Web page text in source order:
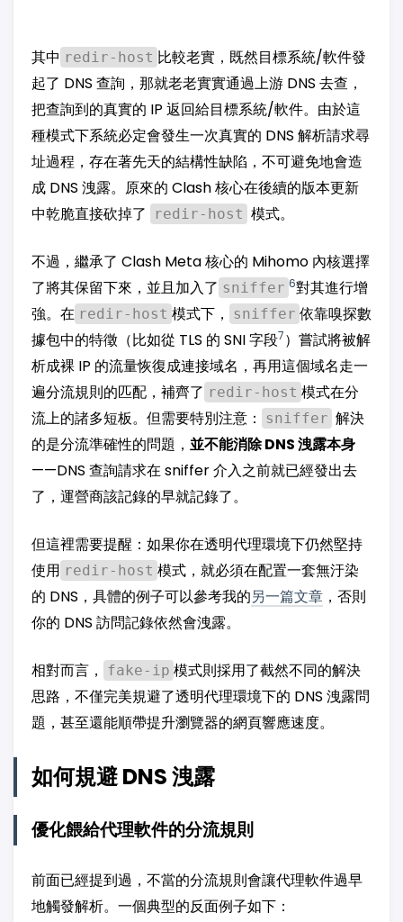
其中 redir-host 比較老實，既然目標系統/軟件發
起了 DNS 查詢，那就老老實實通過上游 DNS 去查，
把查詢到的真實的 IP 返回給目標系統/軟件。由於這
種模式下系統必定會發生一次真實的 DNS 解析請求尋
址過程，存在著先天的結構性缺陷，不可避免地會造
成 DNS 洩露。原來的 Clash 核心在後續的版本更新
中乾脆直接砍掉了
redir-host 模式。
不過，繼承了 Clash Meta 核心的 Mihomo 內核選擇
了將其保留下來，並且加入了 sniffer 6對其進行增
強。在 redir-host 模式下， sniffer 依靠嗅探數
據包中的特徵（比如從 TLS 的 SNI 字段7）嘗試將被解
析成裸 IP 的流量恢復成連接域名，再用這個域名走一
遍分流規則的匹配，補齊了 redir-host 模式在分
流上的諸多短板。但需要特別注意：
sniffer 解決
的是分流準確性的問題， 並不能消除 DNS 洩露本身
——DNS 查詢請求在 sniffer 介入之前就已經發出去
了，運營商該記錄的早就記錄了。
但這裡需要提醒：如果你在透明代理環境下仍然堅持
使用 redir-host 模式，就必須在配置一套無汙染
的 DNS，具體的例子可以參考我的另一篇文章 ，否則
你的 DNS 訪問記錄依然會洩露。
相對而言， fake-ip 模式則採用了截然不同的解決
思路，不僅完美規避了透明代理環境下的 DNS 洩露問
題，甚至還能順帶提升瀏覽器的網頁響應速度。
如何規避 DNS 洩露
優化餵給代理軟件的分流規則
前面已經提到過，不當的分流規則會讓代理軟件過早
地觸發解析。一個典型的反面例子如下：